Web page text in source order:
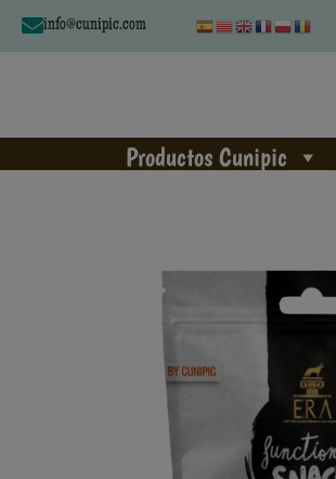
info@cunipic.com
Productos Cunipic